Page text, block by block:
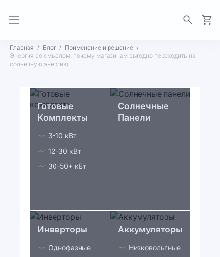
Главная Блог
Применение и решение
Энергия со смыслом: почему магазинам выгодно переходить на
солнечную энергию
Готовые
Комплекты
3-10 кВт
12-30 кВт
30-50+ кВт
Солнечные
Панели
Инверторы
Однофазные
Аккумуляторы
Низковольтные